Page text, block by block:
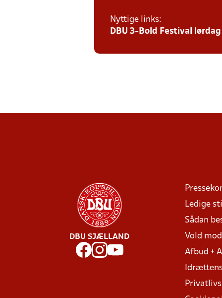
Nyttige links:
DBU 3-Bold Festival
DBU SJÆLLAND
Ledige
Sådan
Vold
Afbud +